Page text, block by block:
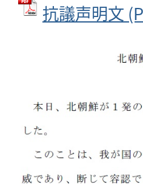
抗議声明文